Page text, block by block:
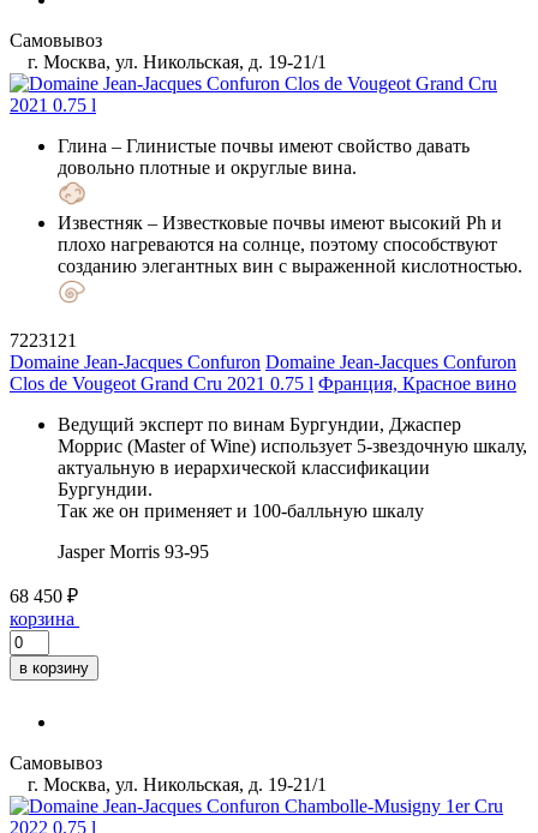
Самовывоз
г. Москва, ул. Никольская, д. 19-21/1
Глина – Глинистые почвы имеют свойство давать
довольно плотные и округлые вина.
Известняк – Известковые почвы имеют высокий Ph и
плохо нагреваются на солнце, поэтому способствуют
созданию элегантных вин с выраженной кислотностью.
7223121
Domaine Jean-Jacques Confuron Domaine Jean-Jacques Confuron
Clos de Vougeot Grand Cru 2021 0.75 l Франция, Красное вино
Ведущий эксперт по винам Бургундии, Джаспер
Моррис (Master of Wine) использует 5-звездочную шкалу,
актуальную в иерархической классификации
Бургундии.
Так же он применяет и 100-балльную шкалу
Jasper Morris 93-95
68 450 ₽
корзина
в корзину
Самовывоз
г. Москва, ул. Никольская, д. 19-21/1